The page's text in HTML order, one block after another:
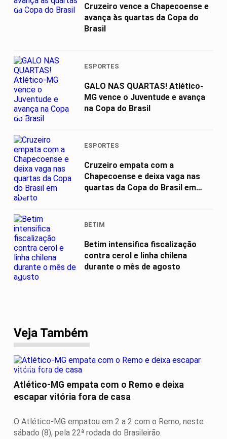
01
Cruzeiro vence a Chapecoense e
avança às quartas da Copa do
Brasil
02
ESPORTES
GALO NAS QUARTAS! Atlético-
MG vence o Juventude e avança
na Copa do Brasil
03
ESPORTES
Cruzeiro empata com a
Chapecoense e deixa vaga nas
quartas da Copa do Brasil em
04
BETIM
Betim intensifica fiscalização
contra cerol e linha chilena
durante o mês de agosto
Veja Também
ESPORTES
Atlético-MG empata com o Remo e deixa
escapar vitória fora de casa
O Atlético-MG empatou em 2 a 2 com o Remo, neste
sábado (8), pela 22ª rodada do Brasileirão.